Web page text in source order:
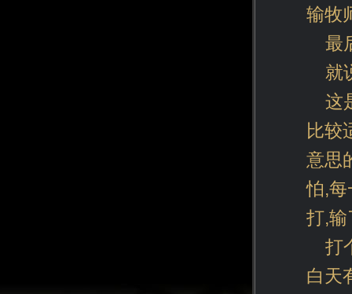
输牧
最
就
这
比较
意思
怕,每
打,输
打
白天